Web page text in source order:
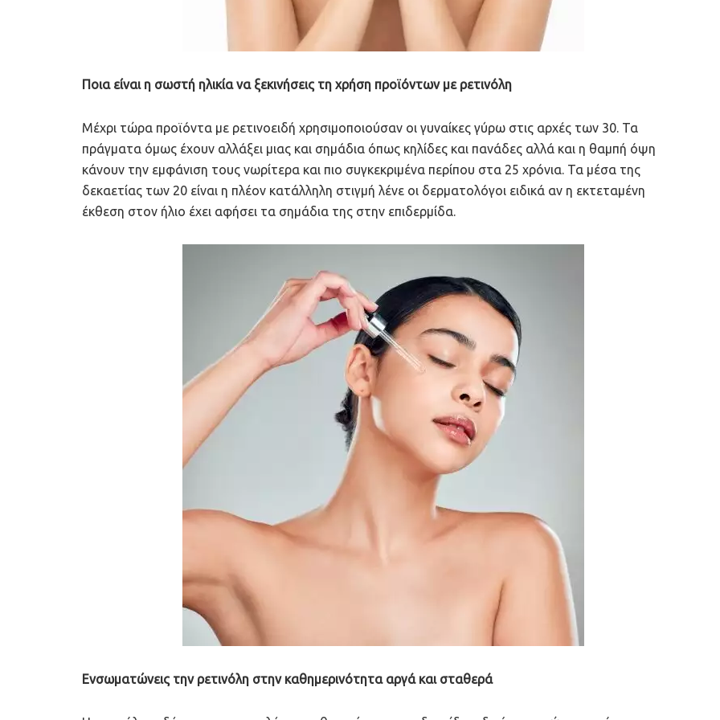
Ποια είναι η σωστή ηλικία να ξεκινήσεις τη χρήση προϊόντων με ρετινόλη
Μέχρι τώρα προϊόντα με ρετινοειδή χρησιμοποιούσαν οι γυναίκες γύρω στις αρχές των 30. Τα
πράγματα όμως έχουν αλλάξει μιας και σημάδια όπως κηλίδες και πανάδες αλλά και η θαμπή όψη
κάνουν την εμφάνιση τους νωρίτερα και πιο συγκεκριμένα περίπου στα 25 χρόνια. Τα μέσα της
δεκαετίας των 20 είναι η πλέον κατάλληλη στιγμή λένε οι δερματολόγοι ειδικά αν η εκτεταμένη
έκθεση στον ήλιο έχει αφήσει τα σημάδια της στην επιδερμίδα.
Ενσωματώνεις την ρετινόλη στην καθημερινότητα αργά και σταθερά